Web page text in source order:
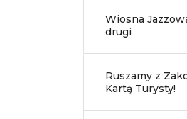
Wiosna
drugi
Ruszamy z
Kartą Turysty!